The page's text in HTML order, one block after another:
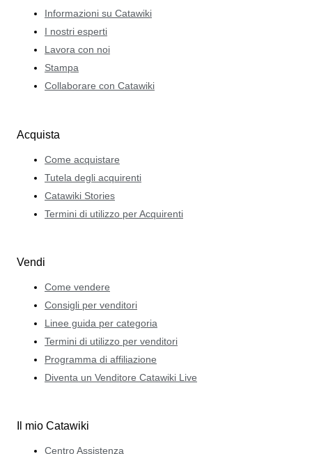
Informazioni su Catawiki
I nostri esperti
Lavora con noi
Stampa
Collaborare con Catawiki
Acquista
Come acquistare
Tutela degli acquirenti
Catawiki Stories
Termini di utilizzo per Acquirenti
Vendi
Come vendere
Consigli per venditori
Linee guida per categoria
Termini di utilizzo per venditori
Programma di affiliazione
Diventa un Venditore Catawiki Live
Il mio Catawiki
Centro Assistenza